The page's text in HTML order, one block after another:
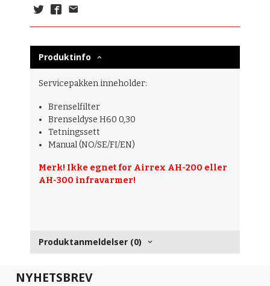
Produktinfo
Servicepakken inneholder:
Brenselfilter
Brenseldyse H60 0,30
Tetningssett
Manual (NO/SE/FI/EN)
Merk! Ikke egnet for Airrex AH-200 eller
AH-300 infravarmer!
Produktanmeldelser (0)
NYHETSBREV